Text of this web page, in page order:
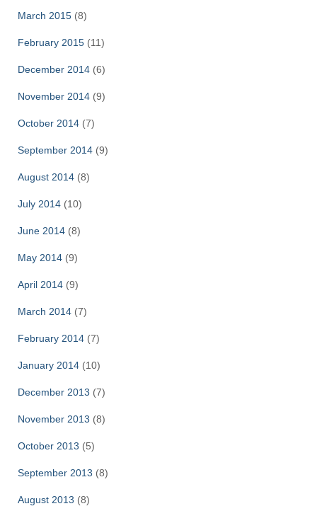
March 2015 (8)
February 2015 (11)
December 2014 (6)
November 2014 (9)
October 2014 (7)
September 2014 (9)
August 2014 (8)
July 2014 (10)
June 2014 (8)
May 2014 (9)
April 2014 (9)
March 2014 (7)
February 2014 (7)
January 2014 (10)
December 2013 (7)
November 2013 (8)
October 2013 (5)
September 2013 (8)
August 2013 (8)